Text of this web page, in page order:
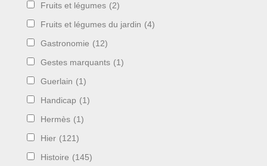
Fruits et légumes (2)
Fruits et légumes du jardin (4)
Gastronomie (12)
Gestes marquants (1)
Guerlain (1)
Handicap (1)
Hermès (1)
Hier (121)
Histoire (145)